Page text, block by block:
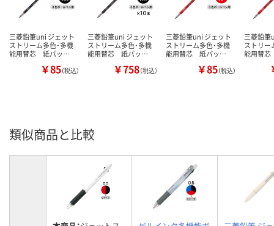
三菱鉛筆uni ジェット
ストリーム多色・多機
能用替芯 紙パッ…
￥85（税込）
三菱鉛筆uni ジェット
ストリーム多色・多機
能用替芯 紙パッ…
￥758（税込）
三菱鉛筆uni ジェット
ストリーム多色・多機
能用替芯 紙パッ…
￥85（税込）
三菱鉛筆
ストリー
能用替
類似商品と比較